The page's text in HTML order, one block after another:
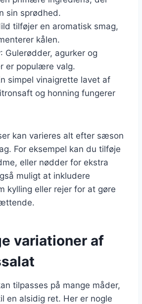
sin sprødhed.
tilføjer en aromatisk smag,
kålen.
: Gulerødder, agurker og
er populære valg.
simpel vinaigrette lavet af
og honning fungerer
kan varieres alt efter sæson
For eksempel kan du tilføje
eller nødder for ekstra
muligt at inkludere
kylling eller rejer for at gøre
variationer af
tilpasses på mange måder,
en alsidig ret. Her er nogle